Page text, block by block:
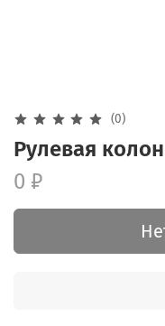
(0)
Рулевая
0 ₽